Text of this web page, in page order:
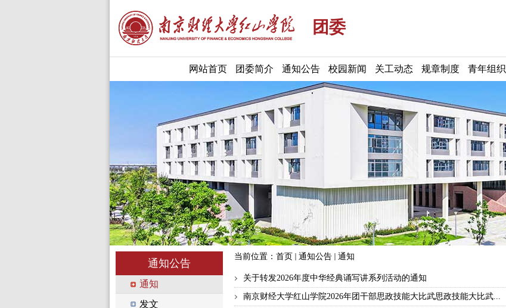
团委
网站首页 团委简介 通知公告 校园新闻 关工动态 规章制度 青年组织
通知公告
通知
发文
当前位置： 首页 通知公告 通知
关于转发2026年度中华经典诵写讲系列活动的通知
南京财经大学红山学院2026年团干部思政技能大比武思政技能大比武...